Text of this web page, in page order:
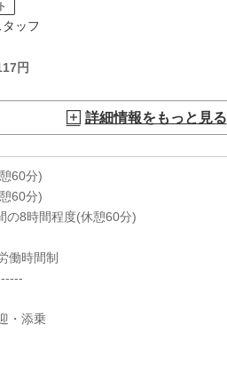
ッフ
円
詳細情報をもっと見る
60分)
60分)
の8時間程度(休憩60分)
働時間制
・添乗